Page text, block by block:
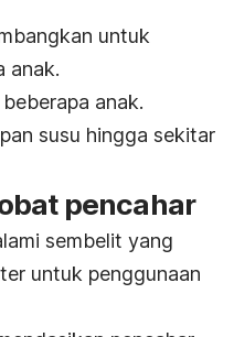
untuk
anak.
anak.
susu hingga sekitar
pencahar
sembelit yang
untuk penggunaan